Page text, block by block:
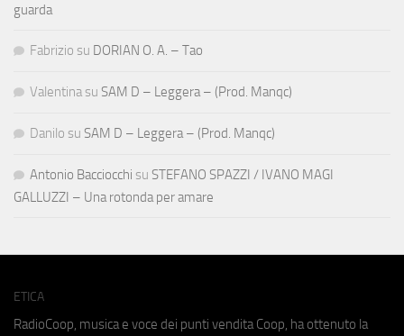
guarda
Fabrizio su DORIAN O. A. – Tao
Valentina su SAM D – Leggera – (Prod. Manqc)
Danilo su SAM D – Leggera – (Prod. Manqc)
Antonio Bacciocchi su STEFANO SPAZZI / IVANO MAGI
GALLUZZI – Una rotonda per amare
ETICA
RadioCoop, musica e voce dei punti vendita Coop, ha ottenuto la